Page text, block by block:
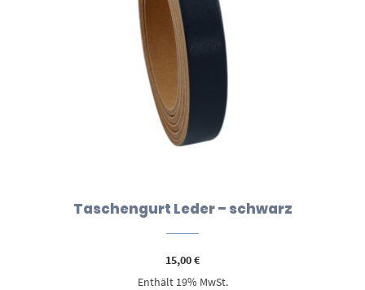
Taschengurt Leder – schwarz
15,00€
Enthält 19% MwSt.